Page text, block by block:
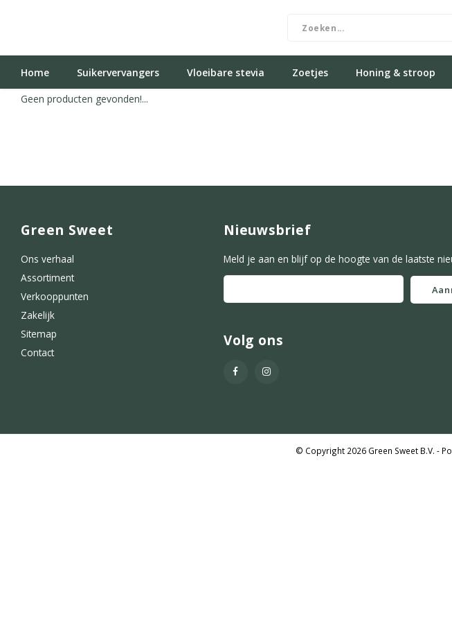
Home Suikervervangers Vloeibare stevia Zoetjes Honing & stroop
Geen producten gevonden!...
Green Sweet
Ons verhaal
Assortiment
Verkooppunten
Zakelijk
Sitemap
Contact
Nieuwsbrief
Meld je aan en blijf op de hoogte van de laatste
Volg ons
© Copyright 2026 Green Sweet B.V. -